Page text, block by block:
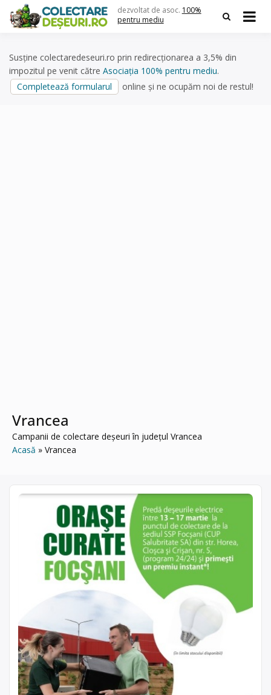
content
dezvoltat de asoc. 100%
pentru mediu
Susține colectaredeseuri.ro prin redirecționarea a 3,5% din
impozitul pe venit către Asociația 100% pentru mediu.
Completează formularul
online și ne ocupăm noi de restul!
Vrancea
Campanii de colectare deșeuri în județul Vrancea
Acasă
Vrancea